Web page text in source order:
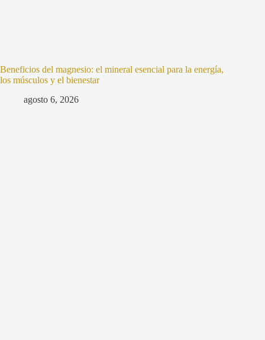
Beneficios del magnesio: el mineral esencial para la energía,
los músculos y el bienestar
agosto 6, 2026